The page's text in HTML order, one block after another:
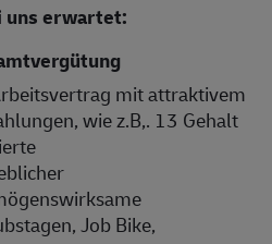
uns erwartet:
mit attraktivem
wie z.B,. 13 Gehalt
Job Bike,